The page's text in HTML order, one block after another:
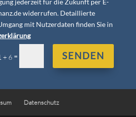
jederzeit für die Zukunft per E-
widerrufen. Detaillierte
mit Nutzerdaten finden Sie in
+ 6 = SENDEN
Datenschutz